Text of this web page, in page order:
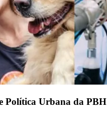
Política Urbana da PBH